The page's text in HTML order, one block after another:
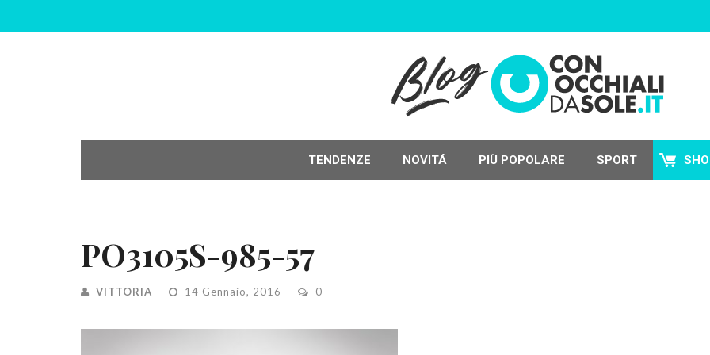
TENDENZE NOVITÁ PIÙ POPOLARE SPORT
PO3105S-985-57
VITTORIA 14 Gennaio, 2016 0